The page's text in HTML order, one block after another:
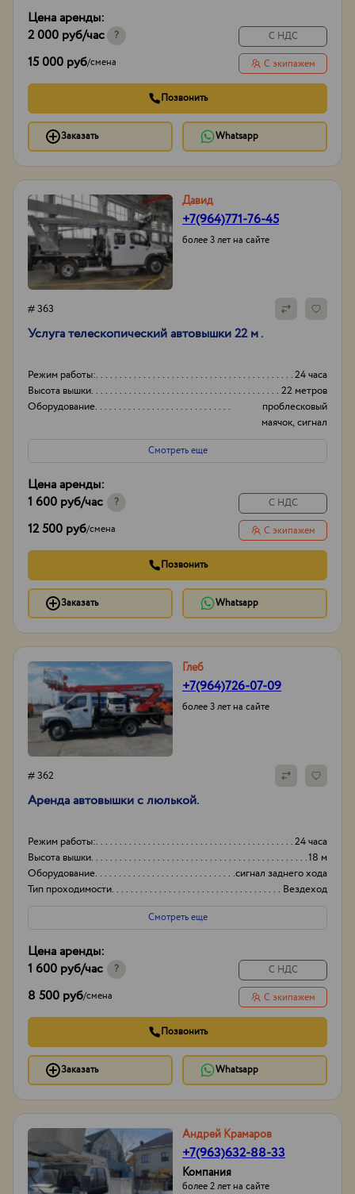
Тип проходимости
Вездеход
Цена аренды:
2 000 руб/час ?
15 000 руб/смена
С НДС
С экипажем
Позвонить
Заказать Whatsapp
Давид
+7(964)771-76-45
более 3 лет на сайте
# 363
Услуга телескопический автовышки 22 м .
Режим работы:
24 часа
Высота вышки
22 метров
Оборудование
проблесковый
маячок, сигнал
заднего хода
Смотреть еще
Цена аренды:
1 600 руб/час ?
12 500 руб/смена
С НДС
С экипажем
Позвонить
Заказать Whatsapp
Глеб
+7(964)726-07-09
более 3 лет на сайте
# 362
Аренда автовышки с люлькой.
Режим работы:
24 часа
Высота вышки
18 м
Оборудование
сигнал заднего хода
Тип проходимости
Вездеход
Смотреть еще
Цена аренды:
1 600 руб/час ?
8 500 руб/смена
С НДС
С экипажем
Позвонить
Заказать Whatsapp
Андрей Крамаров
+7(963)632-88-33
Компания
более 2 лет на сайте